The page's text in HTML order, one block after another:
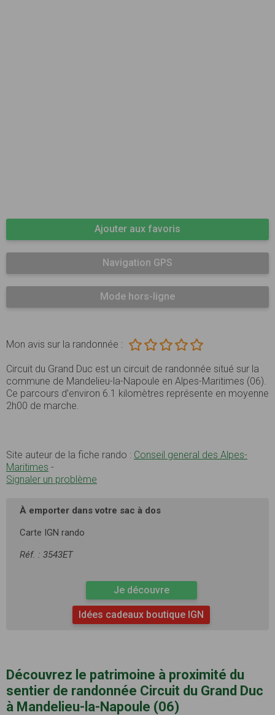
Ajouter aux favoris
Navigation GPS
Mode hors-ligne
Mon avis sur la randonnée :
Circuit du Grand Duc est un circuit de randonnée situé sur la
commune de Mandelieu-la-Napoule en Alpes-Maritimes (06).
Ce parcours d’environ 6.1 kilomètres représente en moyenne
2h00 de marche.
Site auteur de la fiche rando : Conseil general des Alpes-
Maritimes -
Signaler un problème
À emporter dans votre sac à dos
Carte IGN rando
Réf. : 3543ET
Je découvre
Idées cadeaux boutique IGN
Découvrez le patrimoine à proximité du
sentier de randonnée Circuit du Grand Duc
à Mandelieu-la-Napoule (06)